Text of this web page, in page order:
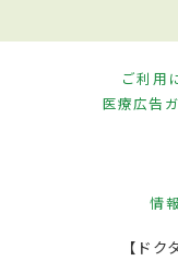
ご利用
医療広告
情
【ドク